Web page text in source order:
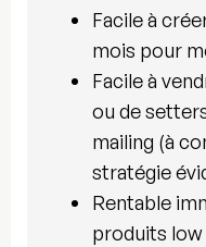
Facile à
mois pour
Facile à
ou de
mailing (à
stratégie
Rentable
produits